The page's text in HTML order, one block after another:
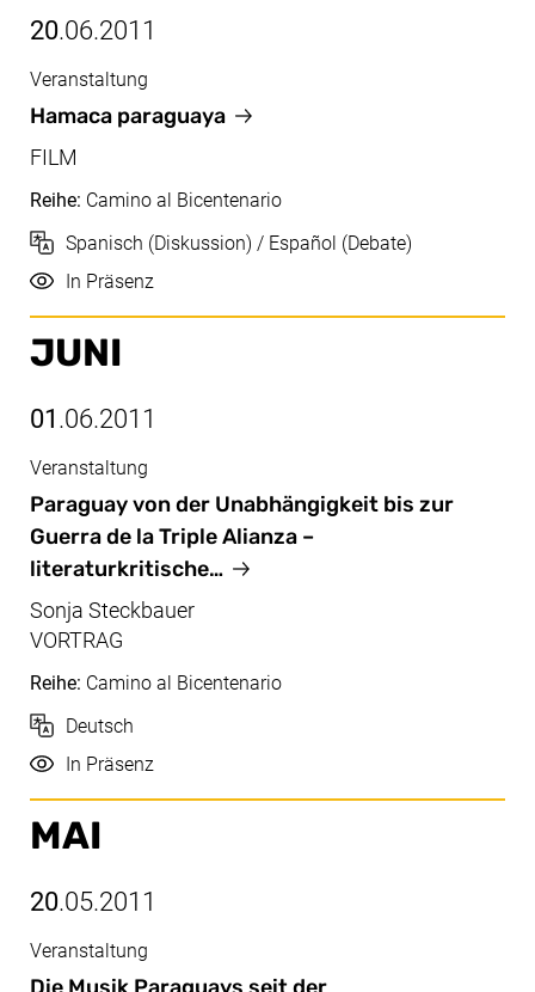
20.06.2011
Juni, 20.06.2011
Hamaca paraguaya
Veranstaltung
FILM
Reihe: Camino al Bicentenario
Sprache
Spanisch (Diskussion) / Español (Debate)
Durchführung
In Präsenz
JUNI
01 .06.2011
Juni, 01.06.2011
Paraguay von der Unabhängigkeit bis zur
Guerra de la Triple Alianza –
literaturkritische…
Veranstaltung
Sonja Steckbauer
VORTRAG
Reihe: Camino al Bicentenario
Sprache
Deutsch
Durchführung
In Präsenz
MAI
20.05.2011
Mai, 20.05.2011
Veranstaltung